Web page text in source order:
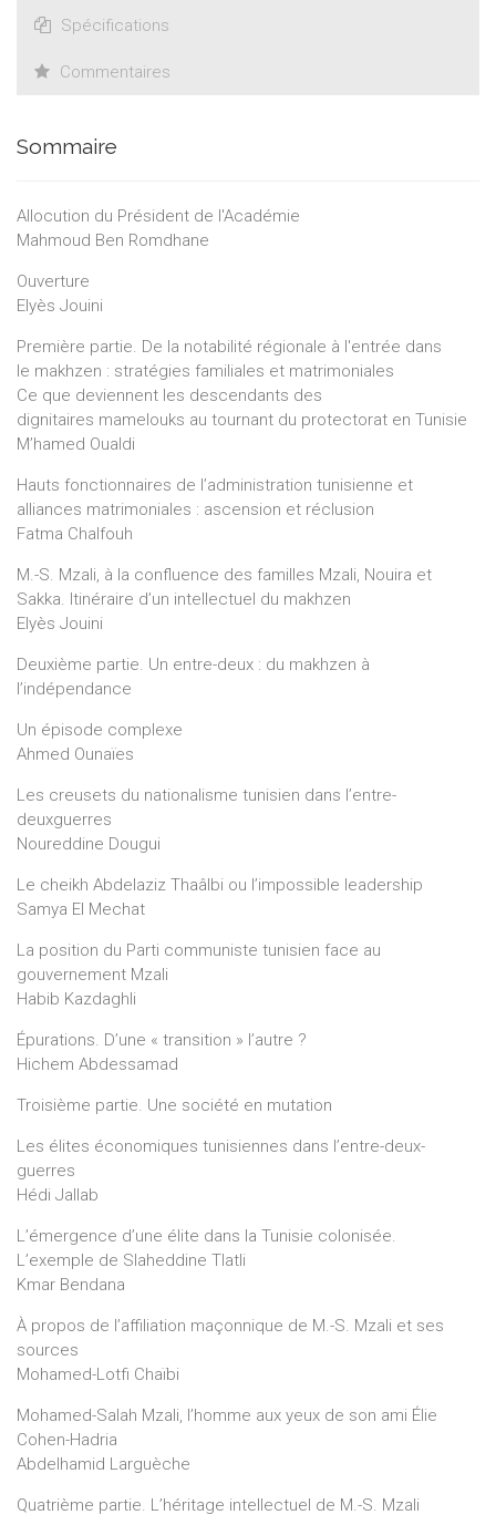
Spécifications
Commentaires
Sommaire
Allocution du Président de l'Académie
Mahmoud Ben Romdhane
Ouverture
Elyès Jouini
Première partie. De la notabilité régionale à l'entrée dans
le makhzen : stratégies familiales et matrimoniales
Ce que deviennent les descendants des
dignitaires mamelouks au tournant du protectorat en Tunisie
M’hamed Oualdi
Hauts fonctionnaires de l’administration tunisienne et
alliances matrimoniales : ascension et réclusion
Fatma Chalfouh
M.-S. Mzali, à la confluence des familles Mzali, Nouira et
Sakka. Itinéraire d’un intellectuel du makhzen
Elyès Jouini
Deuxième partie. Un entre-deux : du makhzen à
l’indépendance
Un épisode complexe
Ahmed Ounaïes
Les creusets du nationalisme tunisien dans l’entre-
deuxguerres
Noureddine Dougui
Le cheikh Abdelaziz Thaâlbi ou l’impossible leadership
Samya El Mechat
La position du Parti communiste tunisien face au
gouvernement Mzali
Habib Kazdaghli
Épurations. D’une « transition » l’autre ?
Hichem Abdessamad
Troisième partie. Une société en mutation
Les élites économiques tunisiennes dans l’entre-deux-
guerres
Hédi Jallab
L’émergence d’une élite dans la Tunisie colonisée.
L’exemple de Slaheddine Tlatli
Kmar Bendana
À propos de l’affiliation maçonnique de M.-S. Mzali et ses
sources
Mohamed-Lotfi Chaïbi
Mohamed-Salah Mzali, l’homme aux yeux de son ami Élie
Cohen-Hadria
Abdelhamid Larguèche
Quatrième partie. L’héritage intellectuel de M.-S. Mzali